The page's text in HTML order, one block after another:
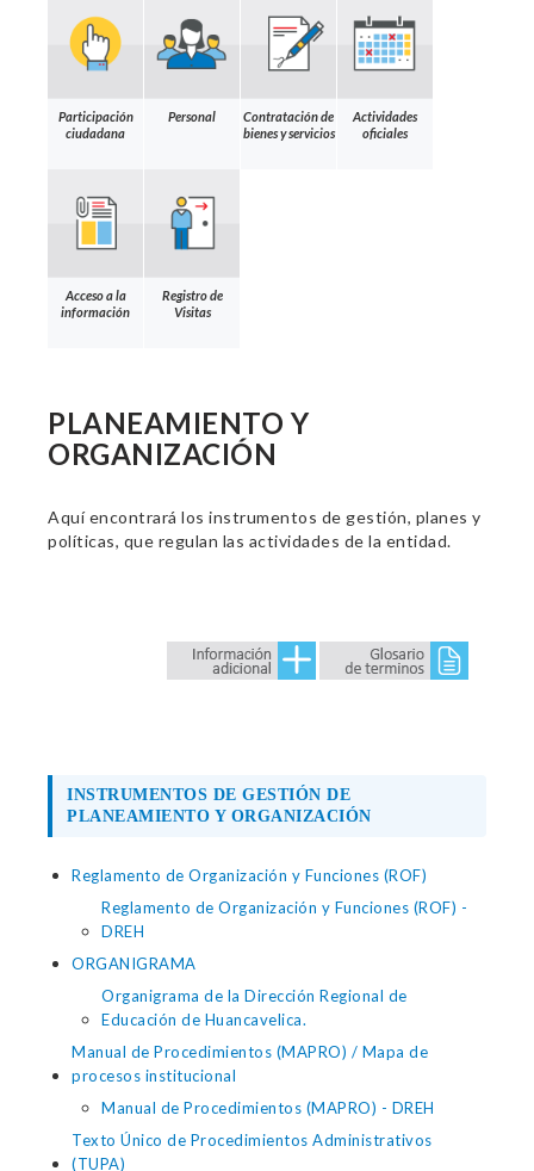
Participación
ciudadana
Personal
Contratación de
bienes y servicios
Actividades
oficiales
Acceso a la
información
Registro de
Visitas
PLANEAMIENTO Y
ORGANIZACIÓN
Aquí encontrará los instrumentos de gestión, planes y
políticas, que regulan las actividades de la entidad.
INSTRUMENTOS DE GESTIÓN DE
PLANEAMIENTO Y ORGANIZACIÓN
Reglamento de Organización y Funciones (ROF)
Reglamento de Organización y Funciones (ROF) -
DREH
ORGANIGRAMA
Organigrama de la Dirección Regional de
Educación de Huancavelica.
Manual de Procedimientos (MAPRO) / Mapa de
procesos institucional
Manual de Procedimientos (MAPRO) - DREH
Texto Único de Procedimientos Administrativos
(TUPA)